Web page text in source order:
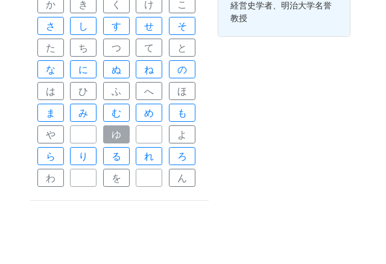
か
き く け
こ
さ
し す せ
そ
た
ち つ て
と
な
に ぬ ね
の
は
ひ ふ へ
ほ
ま
み む め
も
や
ゆ
よ
ら
り る れ
ろ
わ
を ん
経営史学者、明治大学名誉
教授